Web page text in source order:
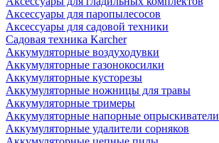
Аксессуары для паропылесосов
Аксессуары для садовой техники
Садовая техника Karcher
Аккумуляторные воздуходувки
Аккумуляторные газонокосилки
Аккумуляторные кусторезы
Аккумуляторные ножницы для травы
Аккумуляторные тримеры
Аккумуляторные напорные опрыскиватели
Аккумуляторные удалители сорняков